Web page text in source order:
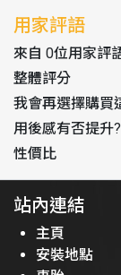
用家評語
來自 0位用家評
整體評分
我會再選擇購買
用後感有否提升?
性價比
站內連結
主頁
安裝地點